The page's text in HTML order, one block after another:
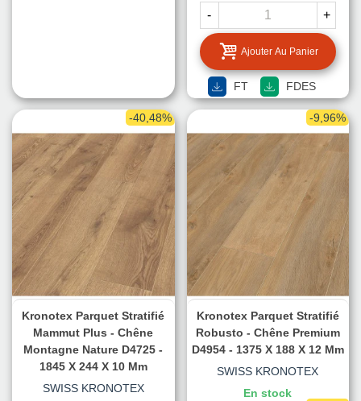
- +
Ajouter Au Panier
FT FDES
-40,48%
Kronotex Parquet Stratifié
Mammut Plus - Chêne
Montagne Nature D4725 -
1845 X 244 X 10 Mm
SWISS KRONOTEX
-9,96%
Kronotex Parquet Stratifié
Robusto - Chêne Premium
D4954 - 1375 X 188 X 12 Mm
SWISS KRONOTEX
En stock